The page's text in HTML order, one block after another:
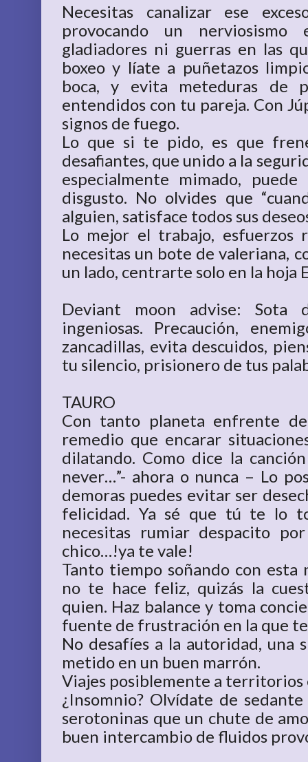
Necesitas canalizar ese
provocando un nerviosismo
gladiadores ni guerras en las
boxeo y líate a puñetazos
boca, y evita meteduras de
entendidos con tu pareja. Con
signos de fuego.
Lo que si te pido, es que
desafiantes, que unido a la
especialmente mimado,
disgusto. No olvides que
alguien, satisface todos sus
Lo mejor el trabajo, esfuerzos
necesitas un bote de valeriana,
un lado, centrarte solo en la hoja
Deviant moon advise: Sota
ingeniosas. Precaución,
zancadillas, evita descuidos,
tu silencio, prisionero de tus
TAURO
Con tanto planeta enfrente
remedio que encarar
dilatando. Como dice la
never…”- ahora o nunca – Lo
demoras puedes evitar ser
felicidad. Ya sé que tú te lo
necesitas rumiar despacito
chico…!ya te vale!
Tanto tiempo soñando con esta
no te hace feliz, quizás la
quien. Haz balance y toma
fuente de frustración en la que
No desafíes a la autoridad, una
metido en un buen marrón.
Viajes posiblemente a territorios
¿Insomnio? Olvídate de
serotoninas que un chute de
buen intercambio de fluidos